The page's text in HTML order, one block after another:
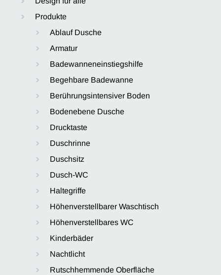
Produkte
Ablauf Dusche
Armatur
Badewanneneinstiegshilfe
Begehbare Badewanne
Berührungsintensiver Boden
Bodenebene Dusche
Drucktaste
Duschrinne
Duschsitz
Dusch-WC
Haltegriffe
Höhenverstellbarer Waschtisch
Höhenverstellbares WC
Kinderbäder
Nachtlicht
Rutschhemmende Oberfläche